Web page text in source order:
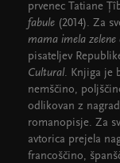
prvenec Tatiane
fabule (2014). Za
mama imela zelene
pisateljev
Cultural. Knjiga je
nemščino,
odlikovan z
romanopisje. Za
avtorica prejela
francoščino,